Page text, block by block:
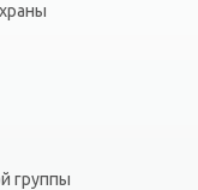
группы